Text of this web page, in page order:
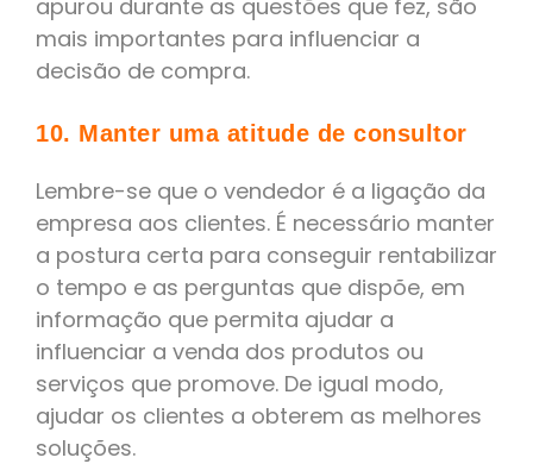
apurou durante as questões que fez, são
mais importantes para influenciar a
decisão de compra.
10. Manter uma atitude de consultor
Lembre-se que o vendedor é a ligação da
empresa aos clientes. É necessário manter
a postura certa para conseguir rentabilizar
o tempo e as perguntas que dispõe, em
informação que permita ajudar a
influenciar a venda dos produtos ou
serviços que promove. De igual modo,
ajudar os clientes a obterem as melhores
soluções.